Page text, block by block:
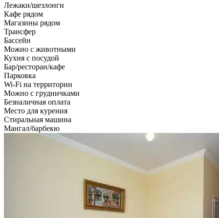
Лежаки/шезлонги
Кафе рядом
Магазины рядом
Трансфер
Бассейн
Можно с животными
Кухня с посудой
Бар/ресторан/кафе
Парковка
Wi-Fi на территории
Можно с грудничками
Безналичная оплата
Место для курения
Стиральная машина
Мангал/барбекю